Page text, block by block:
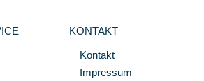
KONTAKT
Kontakt
Impressum